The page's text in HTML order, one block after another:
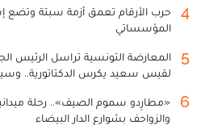
4
حرب الأرقام تعمق أزمة سبتة وتضع
المؤسساتي
5
المعارضة التونسية تراسل الرئيس
لقيس سعيد يكرس الدكتاتورية..
6
«مطارِدو سموم الصيف».. رحلة
والزواحف بشوارع الدار البيضاء